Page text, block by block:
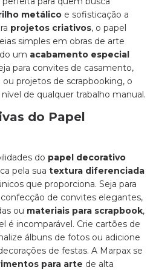
metálico e sofisticação a
projetos criativos, o papel
simples em obras de arte
um acabamento especial
para convites de casamento,
projetos de scrapbooking, o
de qualquer trabalho manual.
do Papel
do papel decorativo
pela sua textura diferenciada
que proporciona. Seja para
confecção de convites elegantes,
ou materiais para scrapbook,
é incomparável. Crie cartões de
álbuns de fotos ou adicione
de festas. A Marpax se
para arte de alta